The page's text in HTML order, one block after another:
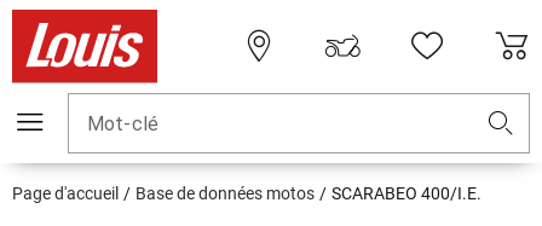
Mot-clé
Page d'accueil Base de données motos SCARABEO 400/I.E.